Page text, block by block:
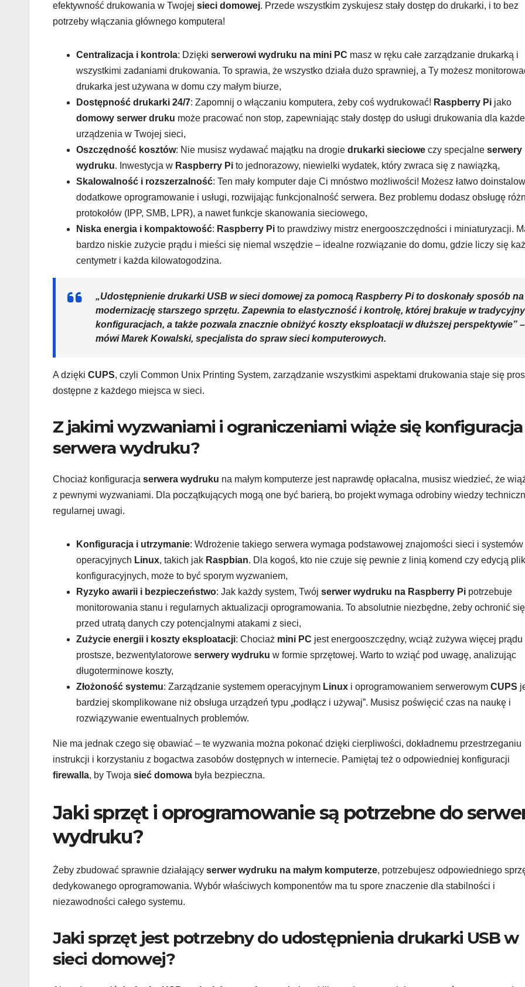
efektywność drukowania w Twojej sieci domowej. Przede wszystkim zyskujesz stały dostęp do drukarki, i to bez
potrzeby włączania głównego komputera!
Centralizacja i kontrola: Dzięki serwerowi wydruku na mini PC masz w ręku całe zarządzanie drukarką i
wszystkimi zadaniami drukowania. To sprawia, że wszystko działa dużo sprawniej, a Ty możesz
drukarka jest używana w domu czy małym biurze,
Dostępność drukarki 24/7: Zapomnij o włączaniu komputera, żeby coś wydrukować! Raspberry Pi jako
domowy serwer druku może pracować non stop, zapewniając stały dostęp do usługi drukowania dla
urządzenia w Twojej sieci,
Oszczędność kosztów: Nie musisz wydawać majątku na drogie drukarki sieciowe czy specjalne serwery
wydruku. Inwestycja w Raspberry Pi to jednorazowy, niewielki wydatek, który zwraca się z nawiązką,
Skalowalność i rozszerzalność: Ten mały komputer daje Ci mnóstwo możliwości! Możesz łatwo
dodatkowe oprogramowanie i usługi, rozwijając funkcjonalność serwera. Bez problemu dodasz obsługę
protokołów (IPP, SMB, LPR), a nawet funkcje skanowania sieciowego,
Niska energia i kompaktowość: Raspberry Pi to prawdziwy mistrz energooszczędności i miniaturyzacji.
bardzo niskie zużycie prądu i mieści się niemal wszędzie – idealne rozwiązanie do domu, gdzie liczy się
centymetr i każda kilowatogodzina.
„Udostępnienie drukarki USB w sieci domowej za pomocą Raspberry Pi to doskonały sposób na
modernizację starszego sprzętu. Zapewnia to elastyczność i kontrolę, której brakuje w
konfiguracjach, a także pozwala znacznie obniżyć koszty eksploatacji w dłuższej perspektywie” –
mówi Marek Kowalski, specjalista do spraw sieci komputerowych.
A dzięki CUPS, czyli Common Unix Printing System, zarządzanie wszystkimi aspektami drukowania staje się
dostępne z każdego miejsca w sieci.
Z jakimi wyzwaniami i ograniczeniami wiąże się konfiguracja
serwera wydruku?
Chociaż konfiguracja serwera wydruku na małym komputerze jest naprawdę opłacalna, musisz wiedzieć, że
z pewnymi wyzwaniami. Dla początkujących mogą one być barierą, bo projekt wymaga odrobiny wiedzy
regularnej uwagi.
Konfiguracja i utrzymanie: Wdrożenie takiego serwera wymaga podstawowej znajomości sieci i systemów
operacyjnych Linux, takich jak Raspbian. Dla kogoś, kto nie czuje się pewnie z linią komend czy edycją
konfiguracyjnych, może to być sporym wyzwaniem,
Ryzyko awarii i bezpieczeństwo: Jak każdy system, Twój serwer wydruku na Raspberry Pi potrzebuje
monitorowania stanu i regularnych aktualizacji oprogramowania. To absolutnie niezbędne, żeby ochronić się
przed utratą danych czy potencjalnymi atakami z sieci,
Zużycie energii i koszty eksploatacji: Chociaż mini PC jest energooszczędny, wciąż zużywa więcej prądu
prostsze, bezwentylatorowe serwery wydruku w formie sprzętowej. Warto to wziąć pod uwagę, analizując
długoterminowe koszty,
Złożoność systemu: Zarządzanie systemem operacyjnym Linux i oprogramowaniem serwerowym CUPS
bardziej skomplikowane niż obsługa urządzeń typu „podłącz i używaj”. Musisz poświęcić czas na naukę i
rozwiązywanie ewentualnych problemów.
Nie ma jednak czego się obawiać – te wyzwania można pokonać dzięki cierpliwości, dokładnemu przestrzeganiu
instrukcji i korzystaniu z bogactwa zasobów dostępnych w internecie. Pamiętaj też o odpowiedniej konfiguracji
firewalla, by Twoja sieć domowa była bezpieczna.
Jaki sprzęt i oprogramowanie są potrzebne do
wydruku?
Żeby zbudować sprawnie działający serwer wydruku na małym komputerze, potrzebujesz odpowiedniego
dedykowanego oprogramowania. Wybór właściwych komponentów ma tu spore znaczenie dla stabilności i
niezawodności całego systemu.
Jaki sprzęt jest potrzebny do udostępnienia drukarki USB w
sieci domowej?